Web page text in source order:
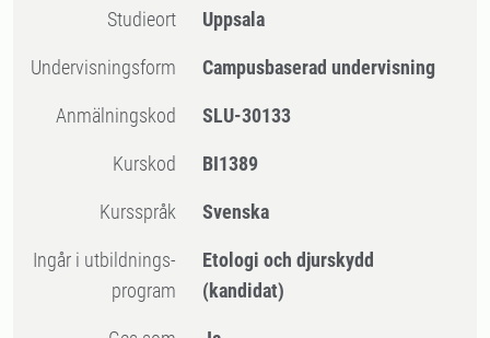
Studieort Uppsala
Undervisningsform Campusbaserad undervisning
Anmälningskod SLU-30133
Kurskod BI1389
Kursspråk Svenska
Ingår i utbildnings-
program
Etologi och djurskydd
(kandidat)